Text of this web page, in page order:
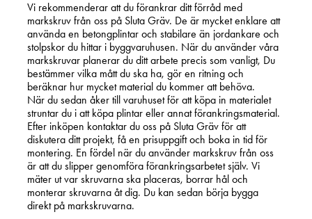
Vi rekommenderar att du förankrar ditt förråd med
markskruv från oss på Sluta Gräv. De är mycket enklare att
använda en betongplintar och stabilare än jordankare och
stolpskor du hittar i byggvaruhusen. När du använder våra
markskruvar planerar du ditt arbete precis som vanligt, Du
bestämmer vilka mått du ska ha, gör en ritning och
beräknar hur mycket material du kommer att behöva.
När du sedan åker till varuhuset för att köpa in materialet
struntar du i att köpa plintar eller annat förankringsmaterial.
Efter inköpen kontaktar du oss på Sluta Gräv för att
diskutera ditt projekt, få en prisuppgift och boka in tid för
montering. En fördel när du använder markskruv från oss
är att du slipper genomföra förankringsarbetet själv. Vi
mäter ut var skruvarna ska placeras, borrar hål och
monterar skruvarna åt dig. Du kan sedan börja bygga
direkt på markskruvarna.